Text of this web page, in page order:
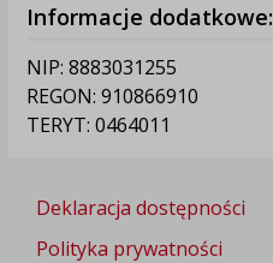
Informacje dodatkowe:
NIP: 8883031255
REGON: 910866910
TERYT: 0464011
Deklaracja dostępności
Polityka prywatności